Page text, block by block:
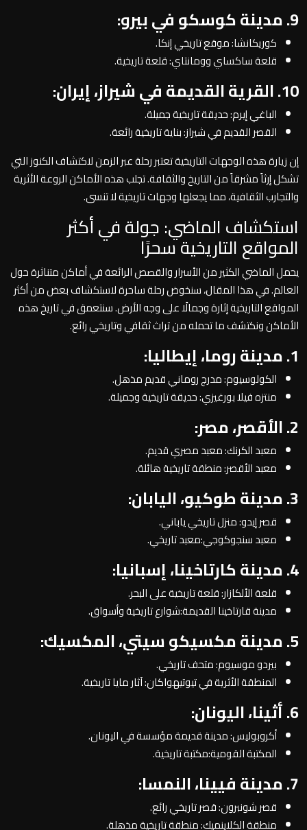
9. مدينة كوسكو في بيرو:
كوريكانشا: موقع تاريخي إنكا.
قلعة ساكساي وومانتاي: قلعة تاريخية.
10. القرية القديمة في شيراز، إيران:
الباغي إيرم: حديقة تاريخية جميلة.
القصر القديم في شيراز: بناية تاريخية رائعة.
إن زيارة هذه الوجهات التاريخية تعتبر رحلة عبر الزمن لاكتشاف الكنوز التي
تشكل إرثاً مشرقاً من التاريخ والثقافة. تجلب هذه الأماكن الروعة الأثرية
والتجارب الثقافية، مما يجعلها وجهات تاريخية لا تنسى.
استكشاف الماضي: جولة في أكثر
المواقع التاريخية سحرًا
يحمل الماضي الكثير من الأسرار والقصص الرائعة في أماكن متناثرة حول
العالم. في هذا المقال، سنخوض رحلة ساحرة لاستكشاف بعض من أكثر
المواقع التاريخية إثارة وجمالًا على وجه الأرض. سنتعمق في تاريخ هذه
الأماكن ونكتشف ما تحمله من تراث ثقافي وتاريخي رائع.
1. مدينة روما، إيطاليا:
الكولوسيوم: مدرج روماني قديم مذهل.
منتزه فيلا بورغيزي: حديقة تاريخية وجميلة.
2. الأقصر، مصر:
معبد الكرنك: معبد مصري قديم.
معبد الأقصر: منطقة تاريخية هائلة.
3. مدينة طوكيو، اليابان:
قصر إيدو: منزل تاريخي ياباني.
معبد سنجوكوجي:معبد تاريخي.
4. مدينة كارتاخينا، إسبانيا:
قلعة الألكازار: قلعة تاريخية على البحر.
مدينة قارتاخينا القديمة:شوارع تاريخية وأسواق.
5. مدينة مكسيكو سيتي، المكسيك:
بيردو موسيوم: متحف تاريخي.
المنطقة الأثرية في تيوتيهواكان: آثار مايا تاريخية.
6. أثينا، اليونان:
أكروبوليس: مدينة قديمة مؤسسة في اليونان.
المكتبة القومية:مكتبة تاريخية.
7. مدينة فيينا، النمسا:
قصر شونبرون: قصر تاريخي رائع.
منطقة الكلاينميك: منطقة تاريخية مذهلة.